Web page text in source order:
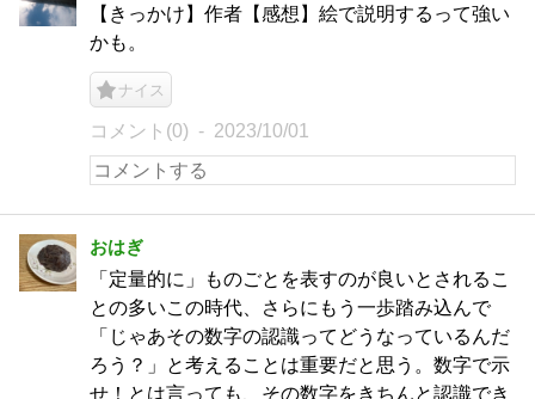
【きっかけ】作者【感想】絵で説明するって強い
かも。
ナイス
コメント(0) 2023/10/01
おはぎ
「定量的に」ものごとを表すのが良いとされるこ
との多いこの時代、さらにもう一歩踏み込んで
「じゃあその数字の認識ってどうなっているんだ
ろう？」と考えることは重要だと思う。数字で示
せ！とは言っても、その数字をきちんと認識でき